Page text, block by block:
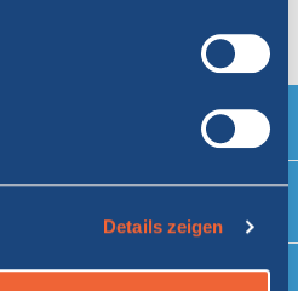
Details zeigen
Unterstützung
ABONNIEREN